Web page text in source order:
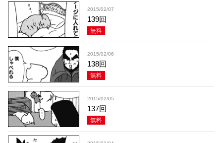
2015/02/07
139回
無料
2015/02/06
138回
無料
2015/02/05
137回
無料